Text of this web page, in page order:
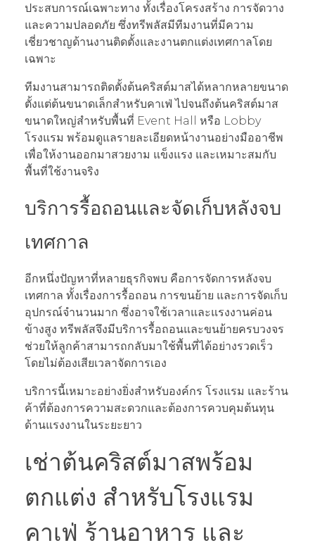
ประสบการณ์เฉพาะทาง ทั้งเรื่องโครงสร้าง การจัดวาง
และความปลอดภัย ซึ่งทรีพลัสมีทีมงานที่มีความ
เชี่ยวชาญด้านงานติดตั้งและงานตกแต่งเทศกาลโดย
เฉพาะ
ทีมงานสามารถติดตั้งต้นคริสต์มาสได้หลากหลายขนาด
ตั้งแต่ต้นขนาดเล็กสำหรับคาเฟ่ ไปจนถึงต้นคริสต์มาส
ขนาดใหญ่สำหรับพื้นที่ Event Hall หรือ Lobby
โรงแรม พร้อมดูแลรายละเอียดหน้างานอย่างมืออาชีพ
เพื่อให้งานออกมาสวยงาม แข็งแรง และเหมาะสมกับ
พื้นที่ใช้งานจริง
บริการรื้อถอนและจัดเก็บหลังจบ
เทศกาล
อีกหนึ่งปัญหาที่หลายธุรกิจพบ คือการจัดการหลังจบ
เทศกาล ทั้งเรื่องการรื้อถอน การขนย้าย และการจัดเก็บ
อุปกรณ์จำนวนมาก ซึ่งอาจใช้เวลาและแรงงานค่อน
ข้างสูง ทรีพลัสจึงมีบริการรื้อถอนและขนย้ายครบวงจร
ช่วยให้ลูกค้าสามารถกลับมาใช้พื้นที่ได้อย่างรวดเร็ว
โดยไม่ต้องเสียเวลาจัดการเอง
บริการนี้เหมาะอย่างยิ่งสำหรับองค์กร โรงแรม และร้าน
ค้าที่ต้องการความสะดวกและต้องการควบคุมต้นทุน
ด้านแรงงานในระยะยาว
เช่าต้นคริสต์มาสพร้อม
ตกแต่ง สำหรับโรงแรม
คาเฟ่ ร้านอาหาร และ